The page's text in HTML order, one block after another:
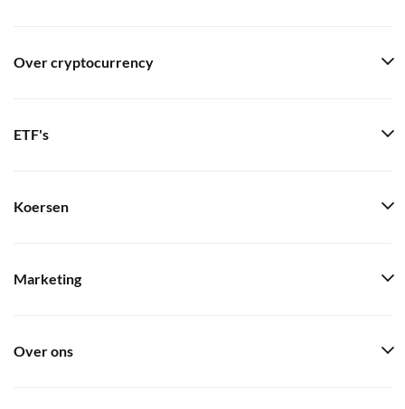
Over cryptocurrency
ETF's
Koersen
Marketing
Over ons